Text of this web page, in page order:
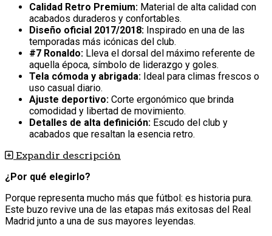
Calidad Retro Premium: Material de alta calidad con
acabados duraderos y confortables.
Diseño oficial 2017/2018: Inspirado en una de las
temporadas más icónicas del club.
#7 Ronaldo: Lleva el dorsal del máximo referente de
aquella época, símbolo de liderazgo y goles.
Tela cómoda y abrigada: Ideal para climas frescos o
uso casual diario.
Ajuste deportivo: Corte ergonómico que brinda
comodidad y libertad de movimiento.
Detalles de alta definición: Escudo del club y
acabados que resaltan la esencia retro.
Expandir descripción
¿Por qué elegirlo?
Porque representa mucho más que fútbol: es historia pura.
Este buzo revive una de las etapas más exitosas del Real
Madrid junto a una de sus mayores leyendas.